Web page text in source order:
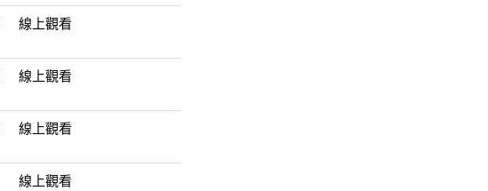
線上觀看
線上觀看
線上觀看
線上觀看